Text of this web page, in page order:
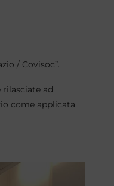
/ Covisoc”.
rilasciate ad
come applicata